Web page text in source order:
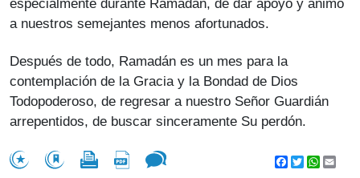
especialmente durante Ramadán, de dar apoyo y ánimo
a nuestros semejantes menos afortunados.
Después de todo, Ramadán es un mes para la
contemplación de la Gracia y la Bondad de Dios
Todopoderoso, de regresar a nuestro Señor Guardián
arrepentidos, de buscar sinceramente Su perdón.
Facebook
Twitter